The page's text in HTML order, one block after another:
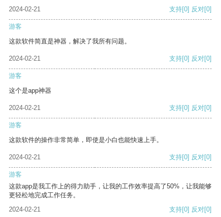
2024-02-21 支持[0] 反对[0]
游客
这款软件简直是神器，解决了我所有问题。
2024-02-21 支持[0] 反对[0]
游客
这个是app神器
2024-02-21 支持[0] 反对[0]
游客
这款软件的操作非常简单，即使是小白也能快速上手。
2024-02-21 支持[0] 反对[0]
游客
这款app是我工作上的得力助手，让我的工作效率提高了50%，让我能够
更轻松地完成工作任务。
2024-02-21
支持[0] 反对[0]